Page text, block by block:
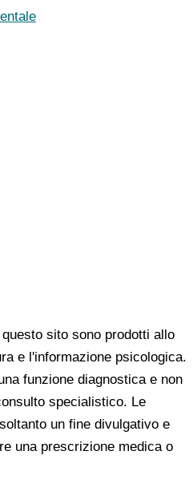
sito sono prodotti allo
e l'informazione psicologica.
funzione diagnostica e non
specialistico. Le
un fine divulgativo e
una prescrizione medica o